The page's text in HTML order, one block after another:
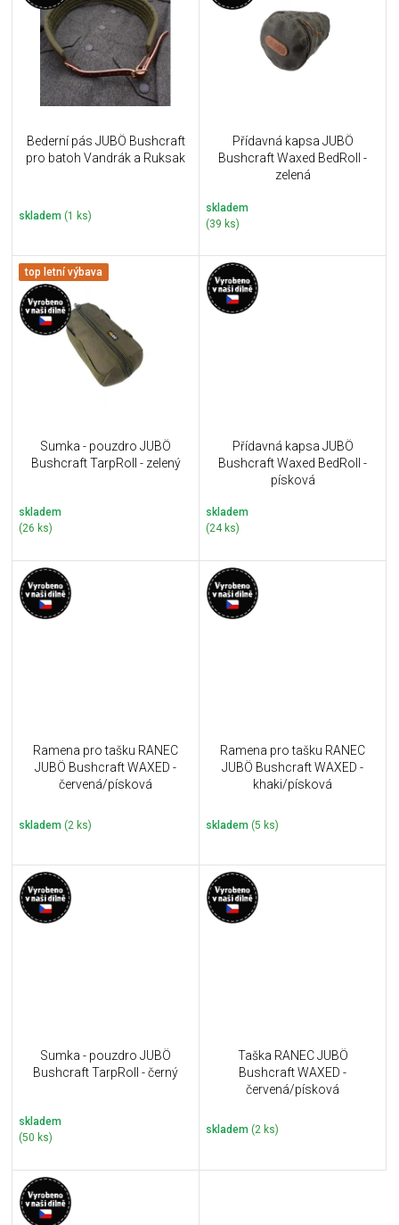
Bederní pás JUBÖ Bushcraft
pro batoh Vandrák a Ruksak
skladem (1 ks)
Přídavná kapsa JUBÖ
Bushcraft Waxed BedRoll -
zelená
skladem
(39 ks)
top letní výbava
Sumka - pouzdro JUBÖ
Bushcraft TarpRoll - zelený
skladem
(26 ks)
Přídavná kapsa JUBÖ
Bushcraft Waxed BedRoll -
písková
skladem
(24 ks)
Ramena pro tašku RANEC
JUBÖ Bushcraft WAXED -
červená/písková
skladem (2 ks)
Ramena pro tašku RANEC
JUBÖ Bushcraft WAXED -
khaki/písková
skladem (5 ks)
Sumka - pouzdro JUBÖ
Bushcraft TarpRoll - černý
skladem
(50 ks)
Taška RANEC JUBÖ
Bushcraft WAXED -
červená/písková
skladem (2 ks)